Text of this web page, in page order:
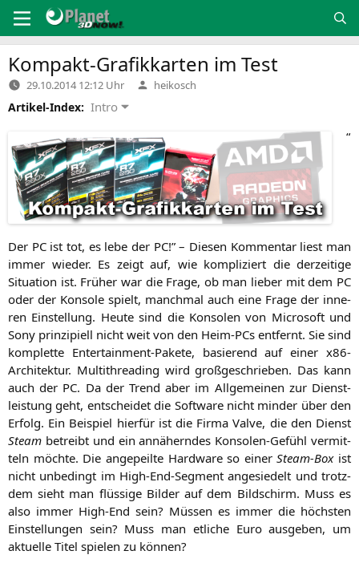
Inhalt
springen
Kompakt-Grafikkarten im Test
29.10.2014 12:12 Uhr Verfasst
von
heikosch
Artikel-Index: Intro
“
Der PCist tot, es lebe der PC!” – Die­sen Kom­men­tar liest man
immer wie­der. Es zeigt auf, wie kom­pli­ziert die der­zei­ti­ge
Situa­ti­on ist. Frü­her war die Fra­ge, ob man lie­ber mit dem PC
oder der Kon­so­le spielt, manch­mal auch eine Fra­ge der inne­
ren Ein­stel­lung. Heu­te sind die Kon­so­len von Micro­soft und
Sony prin­zi­pi­ell nicht weit von den Heim-PCs ent­fernt. Sie sind
kom­plet­te Enter­tain­ment-Pake­te, basie­rend auf einer x86-
Archi­tek­tur. Mul­ti­th­re­a­ding wird groß­ge­schrie­ben. Das kann
auch der PC. Da der Trend aber im All­ge­mei­nen zur Dienst­
leis­tung geht, ent­schei­det die Soft­ware nicht min­der über den
Erfolg. Ein Bei­spiel hier­für ist die Fir­ma Val­ve, die den Dienst
Steam betreibt und ein annä­hern­des Kon­so­len-Gefühl ver­mit­
teln möch­te. Die ange­peil­te Hard­ware so einerSteam-Boxist
nicht unbe­dingt im High-End-Seg­ment ange­sie­delt und trotz­
dem sieht man flüs­si­ge Bil­der auf dem Bild­schirm. Muss es
also immer High-End sein? Müs­sen es immer die höchs­ten
Ein­stel­lun­gen sein? Muss man etli­che Euro aus­ge­ben, um
aktu­el­le Titel spie­len zu können?